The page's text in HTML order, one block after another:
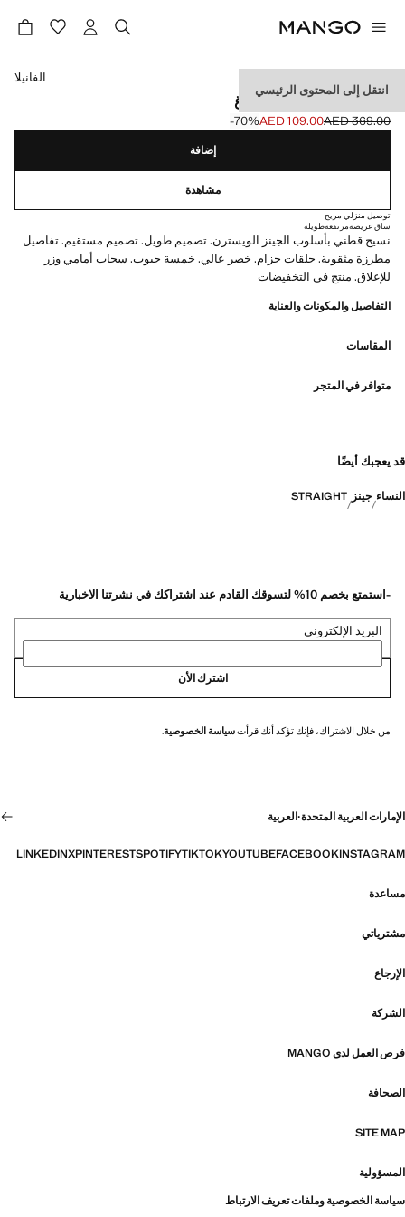
انتقل إلى المحتوى الرئيسي
جينز مستقيم مطرز ومفرغ
السعر الأول محذوف [AED 369.00 ]
AED 369.00
السعر الحالي [AED 109.00 ]AED 109.00
‎-70‎%‎
حدد اللون
الفانيلا
إضافة
مشاهدة
توصيل منزلي مريح
ساق عريضةمرتفعةطويلة
نسيج قطني بأسلوب الجينز الويسترن. تصميم طويل. تصميم مستقيم. تفاصيل
مطرزة مثقوبة. حلقات حزام. خصر عالي. خمسة جيوب. سحاب أمامي وزر
للإغلاق. منتج في التخفيضات
التفاصيل والمكونات والعناية
المقاسات
متوافر في المتجر
قد يعجبك أيضًا
النساء جينز STRAIGHT
-استمتع بخصم 10% لتسوقك القادم عند اشتراكك في نشرتنا الاخبارية
البريد الإلكتروني
اشترك الأن
من خلال الاشتراك، فإنك تؤكد أنك قرأتسياسة الخصوصية.
الإمارات العربية المتحدة·العربية
INSTAGRAM
FACEBOOK
YOUTUBE
TIKTOK
SPOTIFY
PINTEREST
X
LINKEDIN
مساعدة
مشترياتي
الإرجاع
الشركة
فرص العمل لدى MANGO
الصحافة
SITE MAP
المسؤولية
سياسة الخصوصية وملفات تعريف الارتباط